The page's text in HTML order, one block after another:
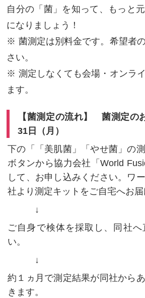
自分の「菌」を知って、もっと
になりましょう！
※ 菌測定は別料金です。希望者
さい。
※ 測定しなくても会場・オンラ
ます。
【菌測定の流れ】 菌測定の
31日（月）
下の「「美肌菌」「やせ菌」の
ボタンから協力会社「World
して、お申し込みください。ワ
社より測定キットをご自宅へお届
ご自身で検体を採取し、同社へ
い。
約１ヵ月で測定結果が同社から
きます。